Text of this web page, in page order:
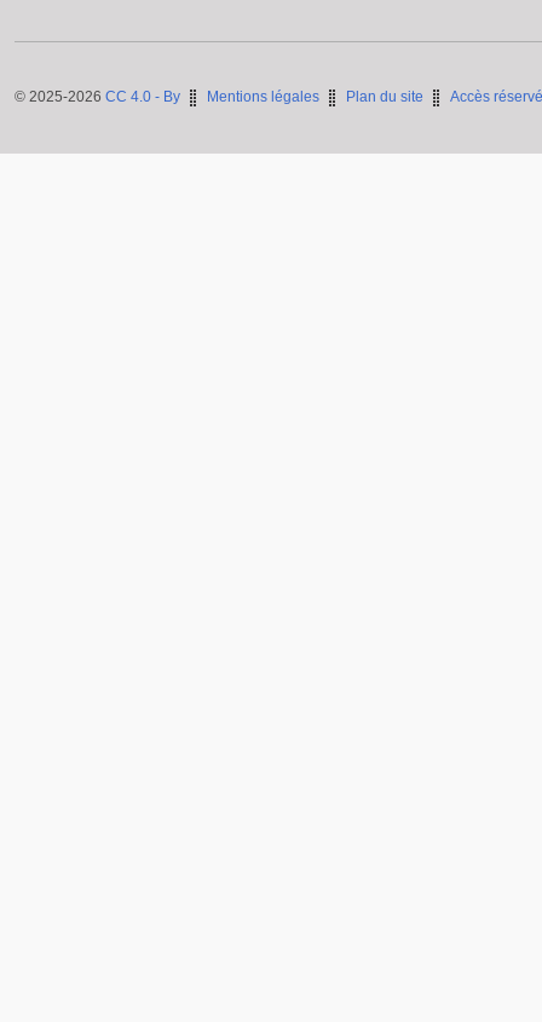
© 2025-2026 CC 4.0 - By Mentions légales Plan du site Accès réservé